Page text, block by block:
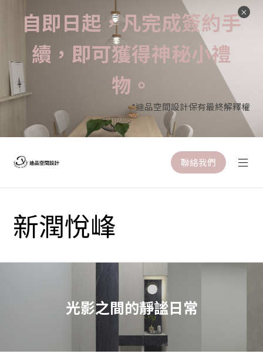
自即日起，凡完成簽約手
續，即可獲得神秘小禮
物。
*迪品空間設計保有最終解釋權
聯絡我們
新潤悅峰
光影之間的靜謐日常